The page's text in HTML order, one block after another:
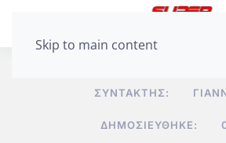
Skip to main content
ΣΥΝΤΆΚΤΗΣ:
ΔΗΜΟΣΙΕΎΘΗΚΕ: